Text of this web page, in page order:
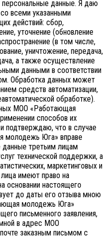
данные. Я даю
всеми указанными
действий: сбор,
уточнение (обновление
(в том числе,
уничтожение, передача,
а также осуществление
данными в соответствии
Обработка данных может
средств автоматизации,
обработке).
МОО «Работающая
способов их
подтверждаю, что в случае
молодежь Юга» вправе
данные третьим лицам
технической поддержки, а
маркетинговых и
имеют право на
основании настоящего
до даты его отзыва мною
молодежь Юга»
письменного заявления,
в адрес МОО
заказным письмом с